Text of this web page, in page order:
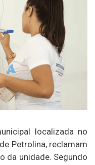
localizada no
Petrolina, reclamam
da unidade. Segundo